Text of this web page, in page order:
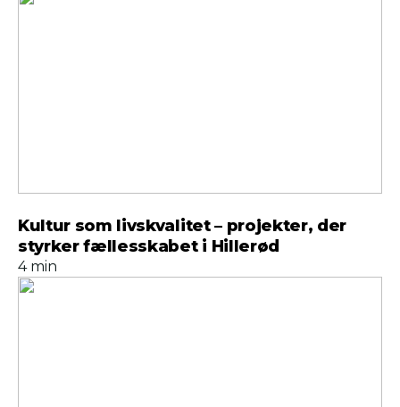
Kultur som livskvalitet – projekter, der
styrker fællesskabet i Hillerød
4 min